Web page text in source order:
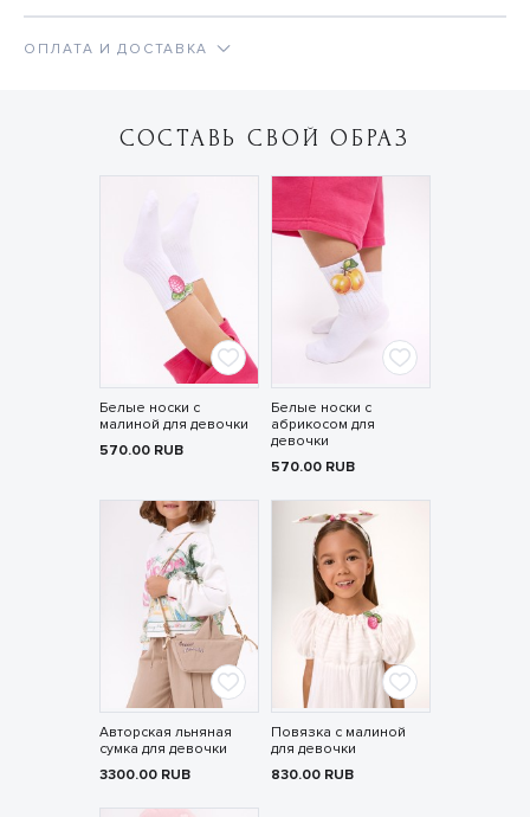
ОПЛАТА И ДОСТАВКА
СОСТАВЬ СВОЙ ОБРАЗ
Белые носки с
малиной для девочки
570.00 RUB
Белые носки с
абрикосом для
девочки
570.00 RUB
Авторская льняная
сумка для девочки
3300.00 RUB
Повязка с малиной
для девочки
830.00 RUB